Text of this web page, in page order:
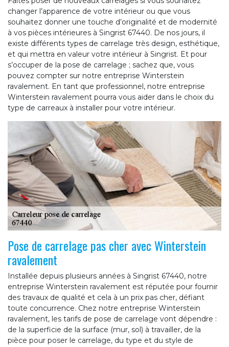
changer l’apparence de votre intérieur ou que vous
souhaitez donner une touche d’originalité et de modernité
à vos pièces intérieures à Singrist 67440. De nos jours, il
existe différents types de carrelage très design, esthétique,
et qui mettra en valeur votre intérieur à Singrist. Et pour
s’occuper de la pose de carrelage ; sachez que, vous
pouvez compter sur notre entreprise Winterstein
ravalement. En tant que professionnel, notre entreprise
Winterstein ravalement pourra vous aider dans le choix du
type de carreaux à installer pour votre intérieur.
Pose de carrelage pas cher avec Winterstein
ravalement
Installée depuis plusieurs années à Singrist 67440, notre
entreprise Winterstein ravalement est réputée pour fournir
des travaux de qualité et cela à un prix pas cher, défiant
toute concurrence. Chez notre entreprise Winterstein
ravalement, les tarifs de pose de carrelage vont dépendre :
de la superficie de la surface (mur, sol) à travailler, de la
pièce pour poser le carrelage, du type et du style de